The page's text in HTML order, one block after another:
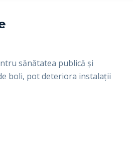
sănătatea publică și
boli, pot deteriora instalații